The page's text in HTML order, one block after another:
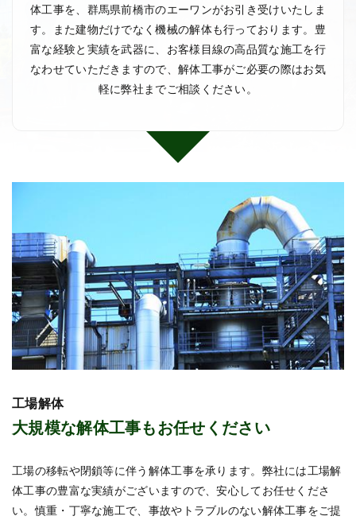
体工事を、群馬県前橋市のエーワンがお引き受けいたしま
す。また建物だけでなく機械の解体も行っております。豊
富な経験と実績を武器に、お客様目線の高品質な施工を行
なわせていただきますので、解体工事がご必要の際はお気
軽に弊社までご相談ください。
工場解体
大規模な解体工事もお任せください
工場の移転や閉鎖等に伴う解体工事を承ります。弊社には工場解
体工事の豊富な実績がございますので、安心してお任せくださ
い。慎重・丁寧な施工で、事故やトラブルのない解体工事をご提